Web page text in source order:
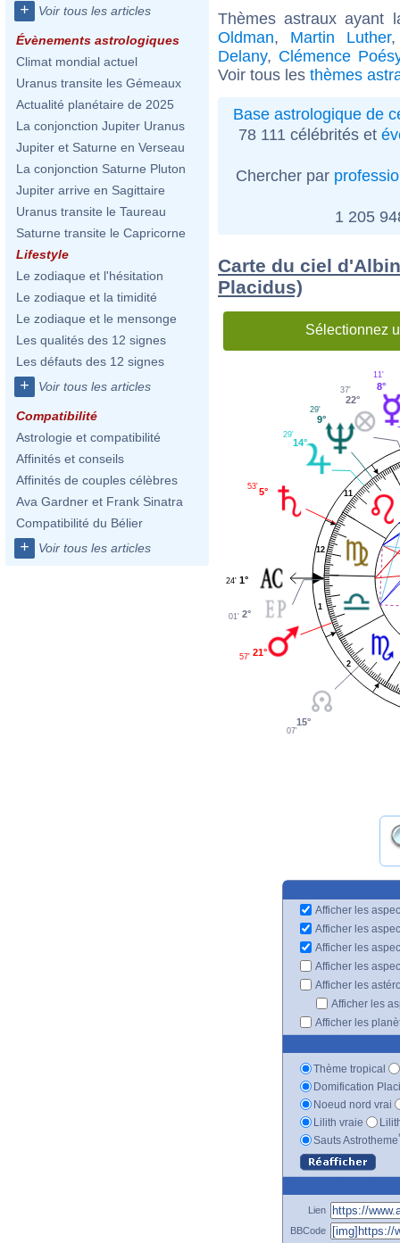
+ Voir tous les articles
Évènements astrologiques
Climat mondial actuel
Uranus transite les Gémeaux
Actualité planétaire de 2025
La conjonction Jupiter Uranus
Jupiter et Saturne en Verseau
La conjonction Saturne Pluton
Jupiter arrive en Sagittaire
Uranus transite le Taureau
Saturne transite le Capricorne
Lifestyle
Le zodiaque et l'hésitation
Le zodiaque et la timidité
Le zodiaque et le mensonge
Les qualités des 12 signes
Les défauts des 12 signes
+ Voir tous les articles
Compatibilité
Astrologie et compatibilité
Affinités et conseils
Affinités de couples célèbres
Ava Gardner et Frank Sinatra
Compatibilité du Bélier
+ Voir tous les articles
Thèmes astraux
Oldman, Martin Luther
Delany, Clémence
Voir tous les thèmes
Base astrologique de
78 111 célébrités et
Chercher par
1 205
Carte du ciel
Placidus)
Sélectionnez
1
2
11
12
8°
11'
22°
37'
9°
29'
14°
29'
5°
53'
1°
24'
2°
01'
21°
57'
15°
07'
Afficher les
Afficher les
Afficher les
Afficher les
Afficher les
Afficher les
Afficher les
Thème tropical
Domification
Noeud nord vrai
Lilith vraie
Sauts Astrotheme
Lien
BBCode